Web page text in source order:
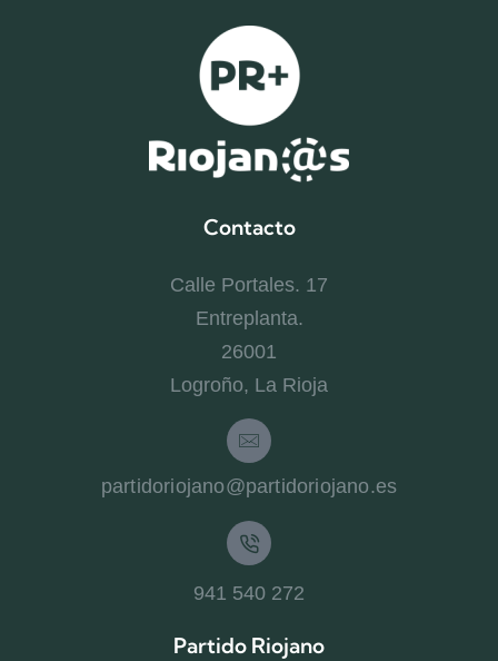
Contacto
Calle Portales. 17
Entreplanta.
26001
Logroño, La Rioja
partidoriojano@partidoriojano.es
941 540 272
Partido Riojano